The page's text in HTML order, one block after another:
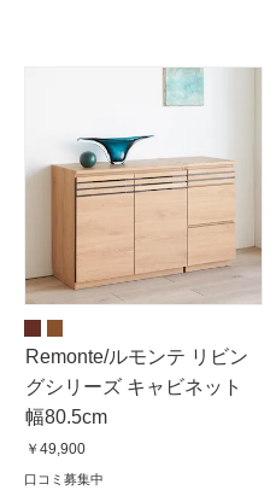
Remonte/ルモンテ リビン
グシリーズ キャビネット
幅80.5cm
￥49,900
口コミ募集中